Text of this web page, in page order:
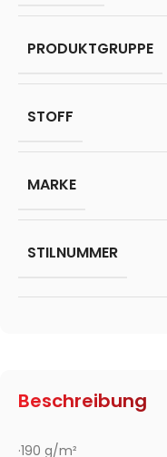
Beschreibung
·190 g/m²
PRODUKTGRUPPE
STOFF
MARKE
STILNUMMER